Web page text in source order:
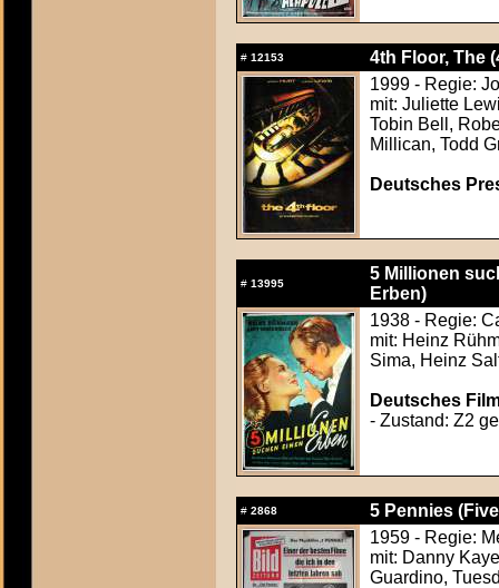
# 12153
4th Floor, The
1999 - Regie:
mit: Juliette
Tobin Bell,
Millican, Todd
Deutsches
# 13995
5 Millionen
Erben)
1938 - Regie:
mit: Heinz
Sima, Heinz
Deutsches
- Zustand: Z2
# 2868
5 Pennies
1959 - Regie:
mit: Danny
Guardino,